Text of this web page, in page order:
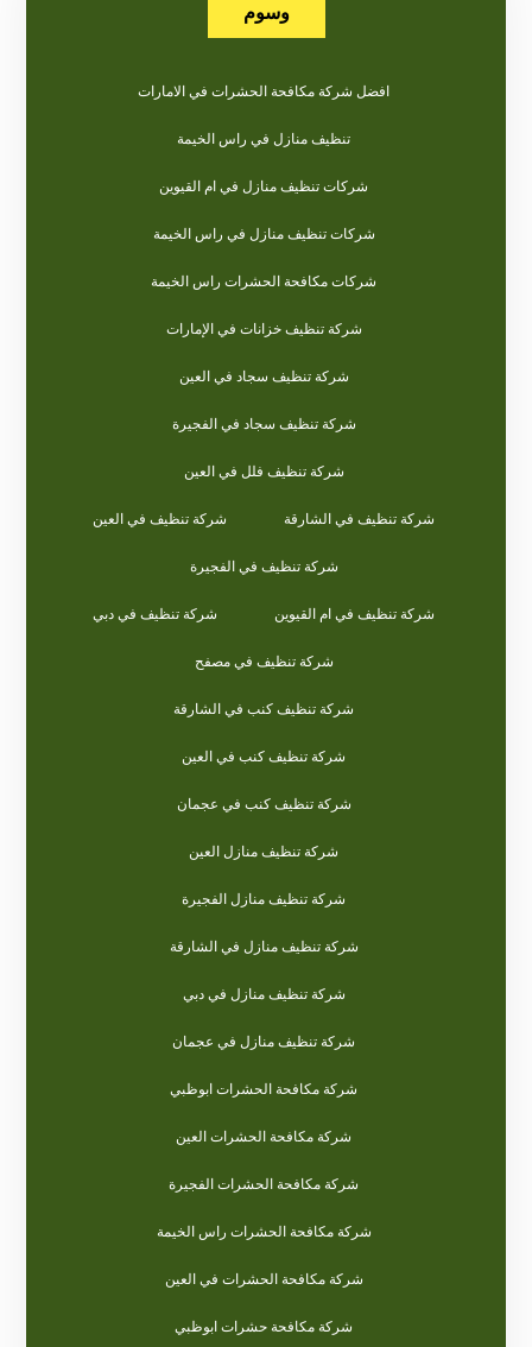
وسوم
افضل شركة مكافحة الحشرات في الامارات
تنظيف منازل في راس الخيمة
شركات تنظيف منازل في ام القيوين
شركات تنظيف منازل في راس الخيمة
شركات مكافحة الحشرات راس الخيمة
شركة تنظيف خزانات في الإمارات
شركة تنظيف سجاد في العين
شركة تنظيف سجاد في الفجيرة
شركة تنظيف فلل في العين
شركة تنظيف في الشارقة شركة تنظيف في العين
شركة تنظيف في الفجيرة
شركة تنظيف في ام القيوين شركة تنظيف في دبي
شركة تنظيف في مصفح
شركة تنظيف كنب في الشارقة
شركة تنظيف كنب في العين
شركة تنظيف كنب في عجمان
شركة تنظيف منازل العين
شركة تنظيف منازل الفجيرة
شركة تنظيف منازل في الشارقة
شركة تنظيف منازل في دبي
شركة تنظيف منازل في عجمان
شركة مكافحة الحشرات ابوظبي
شركة مكافحة الحشرات العين
شركة مكافحة الحشرات الفجيرة
شركة مكافحة الحشرات راس الخيمة
شركة مكافحة الحشرات في العين
شركة مكافحة حشرات ابوظبي